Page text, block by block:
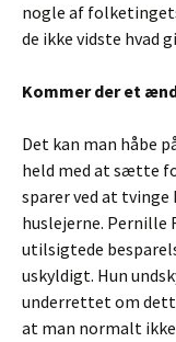
nogle af
de ikke vidste hvad
Kommer der et
Det kan man håbe
held med at sætte
sparer ved at
huslejerne. Pernille
utilsigtede
uskyldigt. Hun
underrettet om
at man normalt